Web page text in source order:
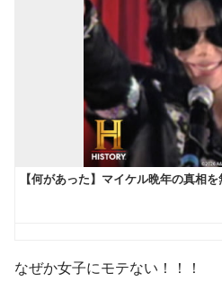
なぜか女子にモテない！！！